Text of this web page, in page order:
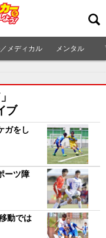
メディカル メンタル
ブ
ガをし
ーツ障
動では